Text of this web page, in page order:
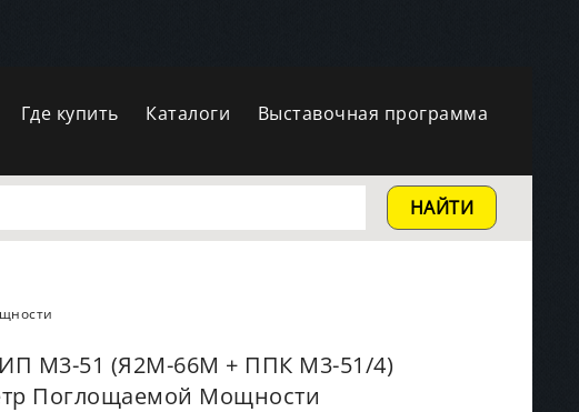
Где купить Каталоги Выставочная программа
НАЙТИ
М3-51 (Я2М-66М + ППК М3-51/4)
Поглощаемой Мощности